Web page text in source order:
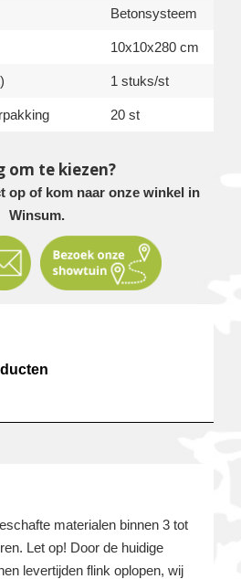
Betonsysteem
10x10x280 cm
1 stuks/st
20 st
om te kiezen?
op of kom naar onze winkel in
Winsum.
materialen binnen 3 tot
Let op! Door de huidige
levertijden flink oplopen, wij